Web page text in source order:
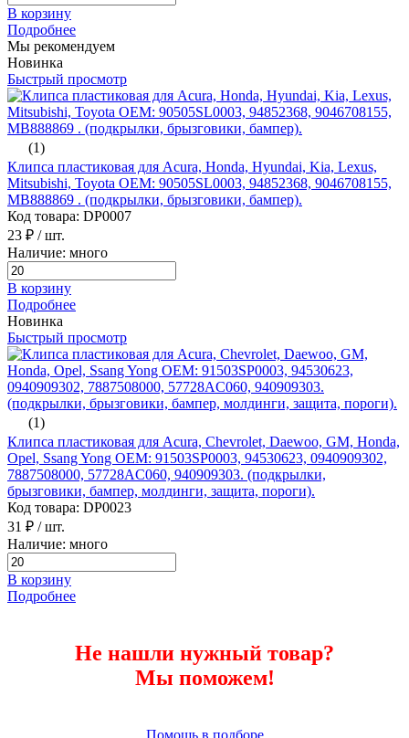
В корзину
Подробнее
Мы рекомендуем
Новинка
Быстрый просмотр
(1)
Клипса пластиковая для Acura, Honda, Hyundai, Kia, Lexus,
Mitsubishi, Toyota ОЕМ: 90505SL0003, 94852368, 9046708155,
MB888869 . (подкрылки, брызговики, бампер).
Код товара: DP0007
23 ₽ / шт.
Наличие: много
В корзину
Подробнее
Новинка
Быстрый просмотр
(1)
Клипса пластиковая для Acura, Chevrolet, Daewoo, GM, Honda,
Opel, Ssang Yong ОЕМ: 91503SP0003, 94530623, 0940909302,
7887508000, 57728AC060, 940909303. (подкрылки,
брызговики, бампер, молдинги, защита, пороги).
Код товара: DP0023
31 ₽ / шт.
Наличие: много
В корзину
Подробнее
Не нашли нужный товар?
Мы поможем!